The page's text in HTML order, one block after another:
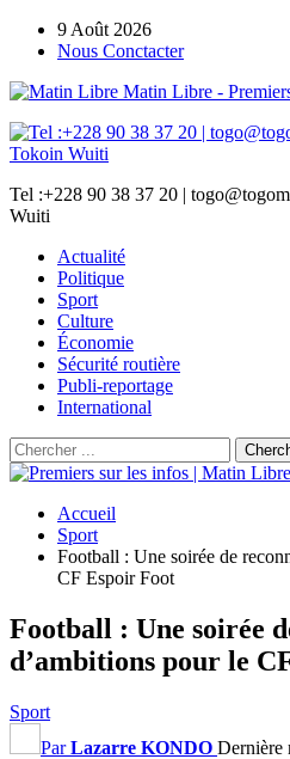
9 Août 2026
Nous Conctacter
Matin Libre -
Tel :+228 90 38 37 20 |
Wuiti
Actualité
Politique
Sport
Culture
Économie
Sécurité routière
Publi-reportage
International
Accueil
Sport
Football : Une soirée de
CF Espoir Foot
Football : Une soirée
d’ambitions pour le
Sport
ParLazarre KONDO Dernière